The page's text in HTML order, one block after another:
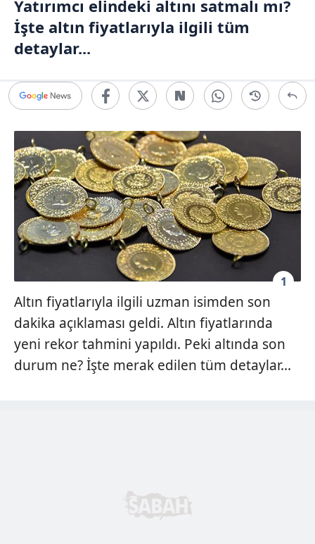
Yatırımcı elindeki altını satmalı mı?
İşte altın fiyatlarıyla ilgili tüm
detaylar...
1
Altın fiyatlarıyla ilgili uzman isimden son
dakika açıklaması geldi. Altın fiyatlarında
yeni rekor tahmini yapıldı. Peki altında son
durum ne? İşte merak edilen tüm detaylar...